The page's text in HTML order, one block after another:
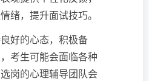
绪，提升面试技巧。
好的心态，积极备
考生可能会面临各种
岗的心理辅导团队会